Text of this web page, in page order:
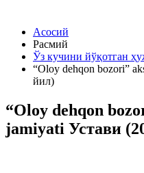
Асосий
Расмий
Ўз кучини йўқотган
“Oloy dehqon bozori”
йил)
“Oloy dehqon
jamiyati Устави